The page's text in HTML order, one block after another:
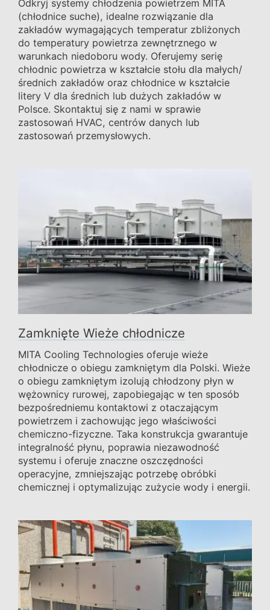
Odkryj systemy chłodzenia powietrzem MITA
(chłodnice suche), idealne rozwiązanie dla
zakładów wymagających temperatur zbliżonych
do temperatury powietrza zewnętrznego w
warunkach niedoboru wody. Oferujemy serię
chłodnic powietrza w kształcie stołu dla małych/
średnich zakładów oraz chłodnice w kształcie
litery V dla średnich lub dużych zakładów w
Polsce. Skontaktuj się z nami w sprawie
zastosowań HVAC, centrów danych lub
zastosowań przemysłowych.
Zamknięte Wieże chłodnicze
MITA Cooling Technologies oferuje wieże
chłodnicze o obiegu zamkniętym dla Polski. Wieże
o obiegu zamkniętym izolują chłodzony płyn w
wężownicy rurowej, zapobiegając w ten sposób
bezpośredniemu kontaktowi z otaczającym
powietrzem i zachowując jego właściwości
chemiczno-fizyczne. Taka konstrukcja gwarantuje
integralność płynu, poprawia niezawodność
systemu i oferuje znaczne oszczędności
operacyjne, zmniejszając potrzebę obróbki
chemicznej i optymalizując zużycie wody i energii.